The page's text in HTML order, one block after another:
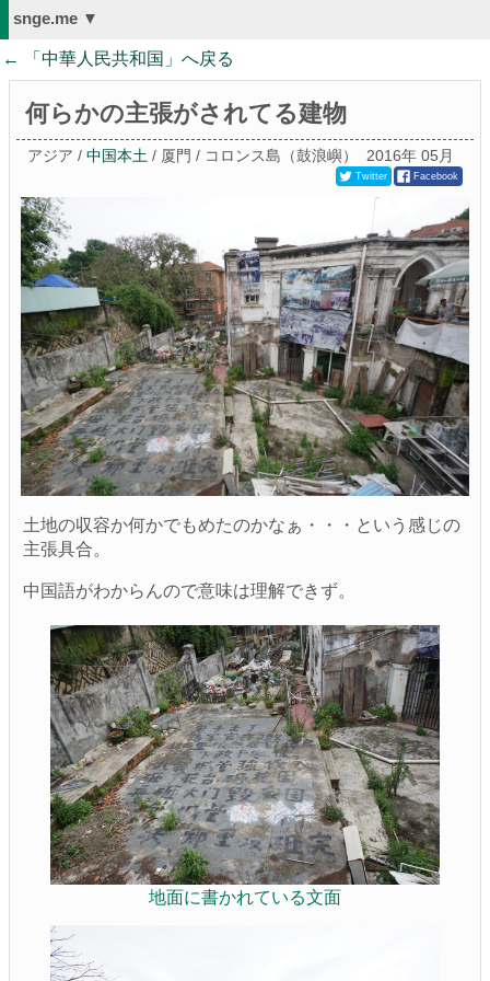
snge.me ▼
← 「 中華人民共和国 」へ戻る
何らかの主張がされてる建物
アジア / 中国本土 / 厦門 / コロンス島（鼓浪嶼） 2016年 05月
Twitter Facebook
土地の収容か何かでもめたのかなぁ・・・という感じの
主張具合。
中国語がわからんので意味は理解できず。
地面に書かれている文面